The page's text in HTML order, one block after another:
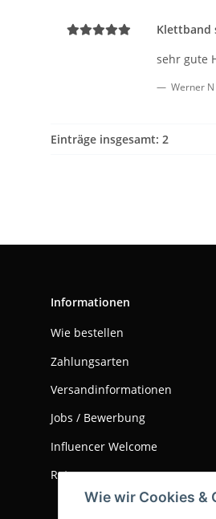
Wie wir Cookies &
Klettband
sehr gute
Werner N
Einträge insgesamt: 2
Informationen
Wie bestellen
Zahlungsarten
Versandinformationen
Jobs / Bewerbung
Influencer Welcome
Retouren